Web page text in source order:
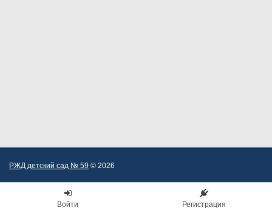
РЖД детский сад № 59 © 2026
Войти Регистрация